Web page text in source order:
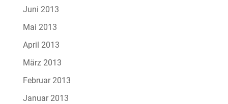
Juni 2013
Mai 2013
April 2013
März 2013
Februar 2013
Januar 2013